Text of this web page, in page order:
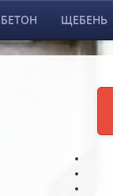
БЕТОН ЩЕБЕНЬ